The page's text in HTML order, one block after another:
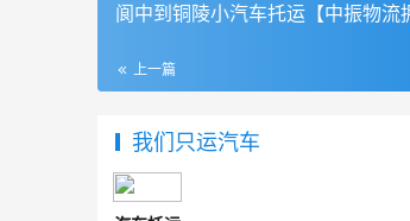
阆中到铜陵小汽车托运【中振物流
上一篇
我们只运汽车